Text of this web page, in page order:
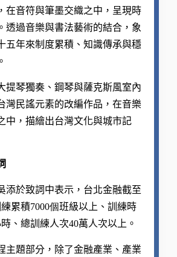
在音符與筆墨交織之中，呈現時
透過音樂與書法藝術的結合，象
五年來制度累積、知識傳承與穩
提琴獨奏、鋼琴與薩克斯風室內
灣民謠元素的改編作品，在音樂
中，描繪出台灣文化與城市記
添於致詞中表示，台北金融截至
累積7000個班級以上、訓練時
、總訓練人次40萬人次以上。
主題部分，除了金融產業 、 產業